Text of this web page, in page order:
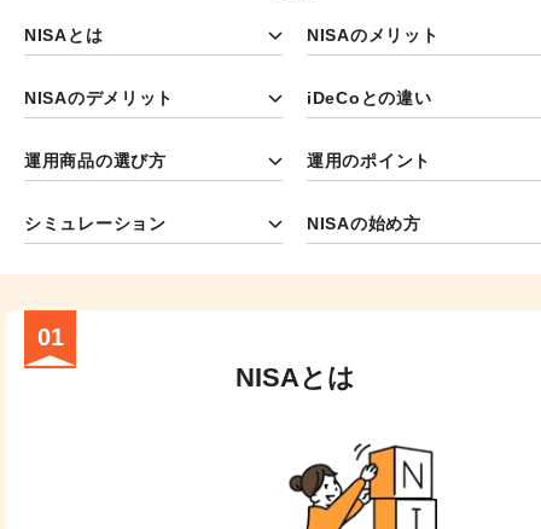
NISAとは NISAのメリット
NISAのデメリット iDeCoとの違い
運用商品の選び方 運用のポイント
シミュレーション NISAの始め方
01
NISAとは